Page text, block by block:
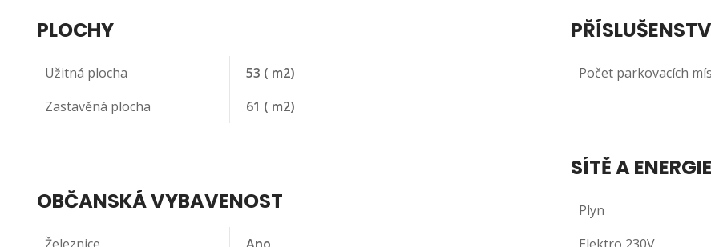
PLOCHY
Užitná plocha 53 ( m2)
Zastavěná plocha
61 ( m2)
OBČANSKÁ VYBAVENOST
Počet parkovacích
SÍTĚ A ENERGIE
Plyn